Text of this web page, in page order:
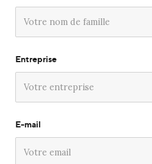
Entreprise
E-mail